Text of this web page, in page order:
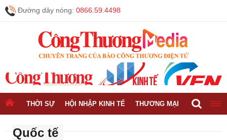
Đường dây nóng: 0866.59.4498
THỜI SỰ HỘI NHẬP KINH TẾ THƯƠNG MẠI CÔNG
Quốc tế